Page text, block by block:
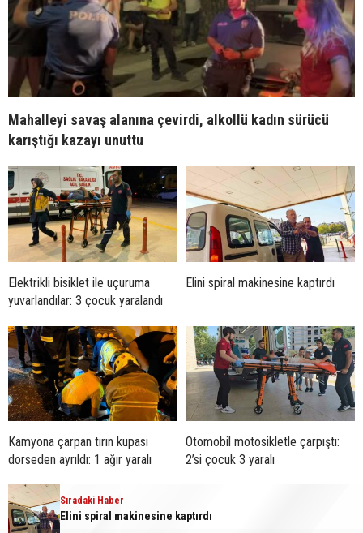
Mahalleyi savaş alanına çevirdi, alkollü kadın sürücü
karıştığı kazayı unuttu
Elektrikli bisiklet ile uçuruma
yuvarlandılar: 3 çocuk yaralandı
Elini spiral makinesine kaptırdı
Kamyona çarpan tırın kupası
dorseden ayrıldı: 1 ağır yaralı
Otomobil motosikletle çarpıştı:
2’si çocuk 3 yaralı
Sıradaki Haber
Elini spiral makinesine kaptırdı